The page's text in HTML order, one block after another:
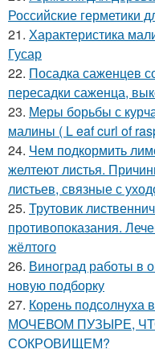
Российские герметики
21. Характеристика
Гусар
22. Посадка саженцев
пересадки саженца,
23. Меры борьбы с
малины ( L eaf curl of
24. Чем подкормить
желтеют листья.
листьев, связные с
25. Трутовик
противопоказания.
жёлтого
26. Виноград работы в
новую подборку
27. Корень
МОЧЕВОМ ПУЗЫРЕ,
СОКРОВИЩЕМ?